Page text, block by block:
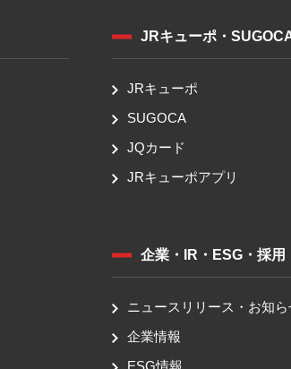
JRキューポ・
JRキューポ
SUGOCA
JQカード
JRキューポアプリ
企業・IR・ESG・採用
ニュースリリース・お知ら
企業情報
ESG情報